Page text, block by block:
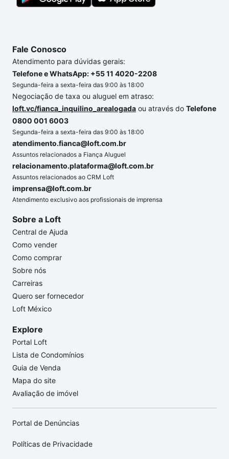
Fale Conosco
Atendimento para dúvidas gerais:
Telefone e WhatsApp: +55 11 4020-2208
Segunda-feira a sexta-feira das 9:00 às 18:00
Negociação de taxa ou aluguel em atraso:
loft.vc/fianca_inquilino_arealogada ou através do Telefone
0800 001 6003
Segunda-feira a sexta-feira das 9:00 às 18:00
atendimento.fianca@loft.com.br
Assuntos relacionados a Fiança Aluguel
relacionamento.plataforma@loft.com.br
Assuntos relacionados ao CRM Loft
imprensa@loft.com.br
Atendimento exclusivo aos profissionais de imprensa
Sobre a Loft
Central de Ajuda
Como vender
Como comprar
Sobre nós
Carreiras
Quero ser fornecedor
Loft México
Explore
Portal Loft
Lista de Condomínios
Guia de Venda
Mapa do site
Avaliação de imóvel
Portal de Denúncias
Políticas de Privacidade